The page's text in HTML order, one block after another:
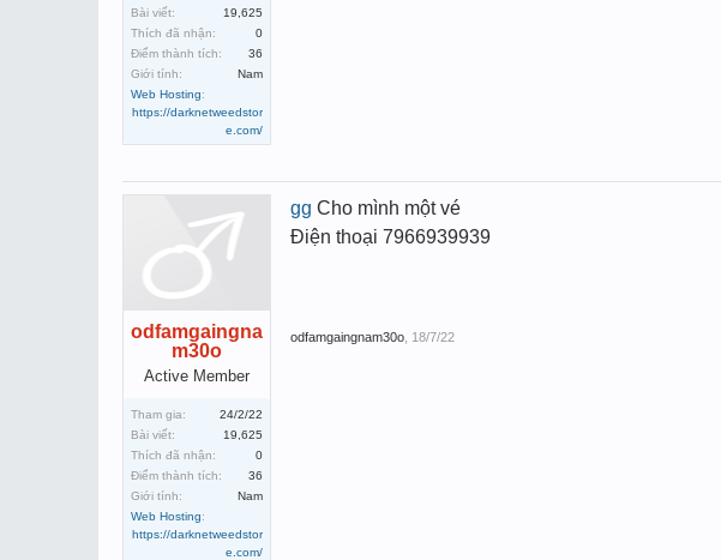
Bài viết:
19,625
Thích đã nhận:
0
Điểm thành tích:
36
Giới tính:
Nam
Web Hosting:
https://darknetweedstor
e.com/
odfamgaingna
m30o
Active Member
Tham gia:
24/2/22
Bài viết:
19,625
Thích đã nhận:
0
Điểm thành tích:
36
Giới tính:
Nam
Web Hosting:
https://darknetweedstor
e.com/
gg Cho mình một vé
Điện thoại 7966939939
odfamgaingnam30o 18/7/22